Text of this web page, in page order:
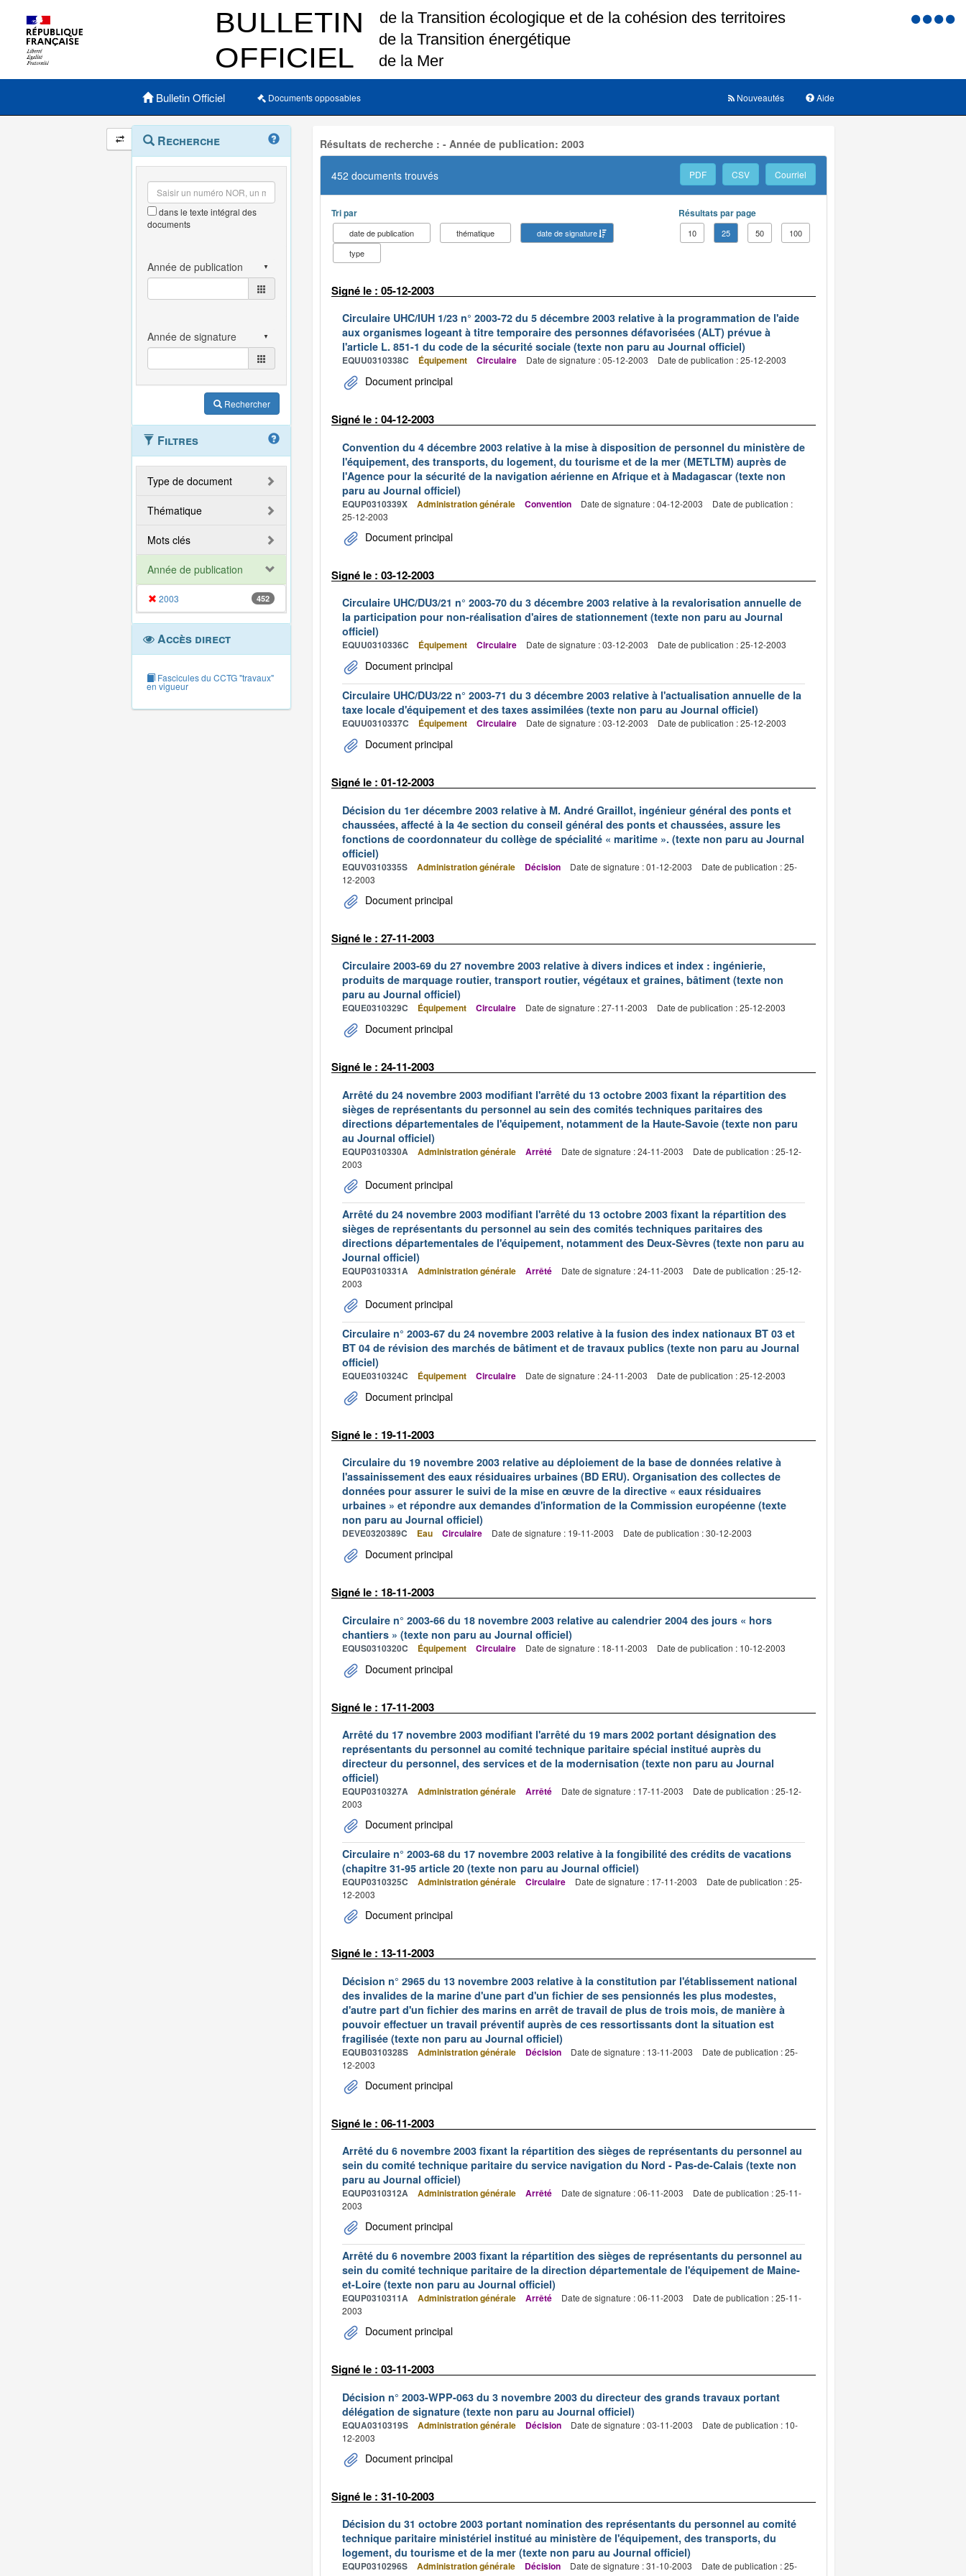
Menu
Menu principal
Bulletin Officiel Documents opposables Aide
Nouveautés
Navigation
et
outils
annexes
Menu
contextuel
Recherche
dans le texte intégral des
documents
Rechercher
Filtres
Type de document
Thématique
Mots clés
Année de publication
2003 452
Accès direct
Fascicules du CCTG "travaux"
en vigueur
Résultats de recherche : - Année de publication: 2003
452 documents trouvés PDF CSV Courriel
Tri par
date de publication thématique
date de signature
type
Résultats par page
10 25 50 100
Signé le : 05-12-2003
Circulaire UHC/IUH 1/23 n° 2003-72 du 5 décembre 2003 relative à la programmation de l'aide
aux organismes logeant à titre temporaire des personnes défavorisées (ALT) prévue à
l'article L. 851-1 du code de la sécurité sociale (texte non paru au Journal officiel)
EQUU0310338C Équipement Circulaire Date de signature : 05-12-2003 Date de publication : 25-12-2003
Document principal
Signé le : 04-12-2003
Convention du 4 décembre 2003 relative à la mise à disposition de personnel du ministère de
l'équipement, des transports, du logement, du tourisme et de la mer (METLTM) auprès de
l'Agence pour la sécurité de la navigation aérienne en Afrique et à Madagascar (texte non
paru au Journal officiel)
EQUP0310339X Administration générale Convention Date de signature : 04-12-2003
Date de publication :
25-12-2003
Document principal
Signé le : 03-12-2003
Circulaire UHC/DU3/21 n° 2003-70 du 3 décembre 2003 relative à la revalorisation annuelle de
la participation pour non-réalisation d'aires de stationnement (texte non paru au Journal
officiel)
EQUU0310336C Équipement Circulaire Date de signature : 03-12-2003 Date de publication : 25-12-2003
Document principal
Circulaire UHC/DU3/22 n° 2003-71 du 3 décembre 2003 relative à l'actualisation annuelle de la
taxe locale d'équipement et des taxes assimilées (texte non paru au Journal officiel)
EQUU0310337C Équipement Circulaire Date de signature : 03-12-2003 Date de publication : 25-12-2003
Document principal
Signé le : 01-12-2003
Décision du 1er décembre 2003 relative à M. André Graillot, ingénieur général des ponts et
chaussées, affecté à la 4e section du conseil général des ponts et chaussées, assure les
fonctions de coordonnateur du collège de spécialité « maritime ». (texte non paru au Journal
officiel)
EQUV0310335S Administration générale Décision Date de signature : 01-12-2003
Date de publication : 25-
12-2003
Document principal
Signé le : 27-11-2003
Circulaire 2003-69 du 27 novembre 2003 relative à divers indices et index : ingénierie,
produits de marquage routier, transport routier, végétaux et graines, bâtiment (texte non
paru au Journal officiel)
EQUE0310329C Équipement Circulaire Date de signature : 27-11-2003 Date de publication : 25-12-2003
Document principal
Signé le : 24-11-2003
Arrêté du 24 novembre 2003 modifiant l'arrêté du 13 octobre 2003 fixant la répartition des
sièges de représentants du personnel au sein des comités techniques paritaires des
directions départementales de l'équipement, notamment de la Haute-Savoie (texte non paru
au Journal officiel)
EQUP0310330A Administration générale Arrêté Date de signature : 24-11-2003
Date de publication : 25-12-
2003
Document principal
Arrêté du 24 novembre 2003 modifiant l'arrêté du 13 octobre 2003 fixant la répartition des
sièges de représentants du personnel au sein des comités techniques paritaires des
directions départementales de l'équipement, notamment des Deux-Sèvres (texte non paru au
Journal officiel)
EQUP0310331A Administration générale Arrêté Date de signature : 24-11-2003
Date de publication : 25-12-
2003
Document principal
Circulaire n° 2003-67 du 24 novembre 2003 relative à la fusion des index nationaux BT 03 et
BT 04 de révision des marchés de bâtiment et de travaux publics (texte non paru au Journal
officiel)
EQUE0310324C Équipement Circulaire Date de signature : 24-11-2003 Date de publication : 25-12-2003
Document principal
Signé le : 19-11-2003
Circulaire du 19 novembre 2003 relative au déploiement de la base de données relative à
l'assainissement des eaux résiduaires urbaines (BD ERU). Organisation des collectes de
données pour assurer le suivi de la mise en œuvre de la directive « eaux résiduaires
urbaines » et répondre aux demandes d'information de la Commission européenne (texte
non paru au Journal officiel)
DEVE0320389C Eau Circulaire Date de signature : 19-11-2003 Date de publication : 30-12-2003
Document principal
Signé le : 18-11-2003
Circulaire n° 2003-66 du 18 novembre 2003 relative au calendrier 2004 des jours « hors
chantiers » (texte non paru au Journal officiel)
EQUS0310320C Équipement Circulaire Date de signature : 18-11-2003 Date de publication : 10-12-2003
Document principal
Signé le : 17-11-2003
Arrêté du 17 novembre 2003 modifiant l'arrêté du 19 mars 2002 portant désignation des
représentants du personnel au comité technique paritaire spécial institué auprès du
directeur du personnel, des services et de la modernisation (texte non paru au Journal
officiel)
EQUP0310327A Administration générale Arrêté Date de signature : 17-11-2003
Date de publication : 25-12-
2003
Document principal
Circulaire n° 2003-68 du 17 novembre 2003 relative à la fongibilité des crédits de vacations
(chapitre 31-95 article 20 (texte non paru au Journal officiel)
EQUP0310325C Administration générale Circulaire Date de signature : 17-11-2003
Date de publication : 25-
12-2003
Document principal
Signé le : 13-11-2003
Décision n° 2965 du 13 novembre 2003 relative à la constitution par l'établissement national
des invalides de la marine d'une part d'un fichier de ses pensionnés les plus modestes,
d'autre part d'un fichier des marins en arrêt de travail de plus de trois mois, de manière à
pouvoir effectuer un travail préventif auprès de ces ressortissants dont la situation est
fragilisée (texte non paru au Journal officiel)
EQUB0310328S Administration générale Décision Date de signature : 13-11-2003
Date de publication : 25-
12-2003
Document principal
Signé le : 06-11-2003
Arrêté du 6 novembre 2003 fixant la répartition des sièges de représentants du personnel au
sein du comité technique paritaire du service navigation du Nord - Pas-de-Calais (texte non
paru au Journal officiel)
EQUP0310312A Administration générale Arrêté Date de signature : 06-11-2003
Date de publication : 25-11-
2003
Document principal
Arrêté du 6 novembre 2003 fixant la répartition des sièges de représentants du personnel au
sein du comité technique paritaire de la direction départementale de l'équipement de Maine-
et-Loire (texte non paru au Journal officiel)
EQUP0310311A Administration générale Arrêté Date de signature : 06-11-2003
Date de publication : 25-11-
2003
Document principal
Signé le : 03-11-2003
Décision n° 2003-WPP-063 du 3 novembre 2003 du directeur des grands travaux portant
délégation de signature (texte non paru au Journal officiel)
EQUA0310319S Administration générale Décision Date de signature : 03-11-2003
Date de publication : 10-
12-2003
Document principal
Signé le : 31-10-2003
Décision du 31 octobre 2003 portant nomination des représentants du personnel au comité
technique paritaire ministériel institué au ministère de l'équipement, des transports, du
logement, du tourisme et de la mer (texte non paru au Journal officiel)
EQUP0310296S Administration générale Décision Date de signature : 31-10-2003
Date de publication : 25-